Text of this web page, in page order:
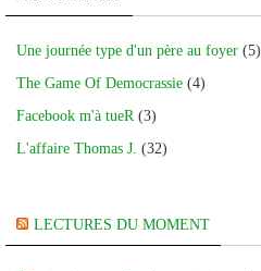
Une journée type d'un père au foyer (5)
The Game Of Democrassie (4)
Facebook m'à tueR(3)
L'affaire Thomas J. (32)
LECTURES DU MOMENT